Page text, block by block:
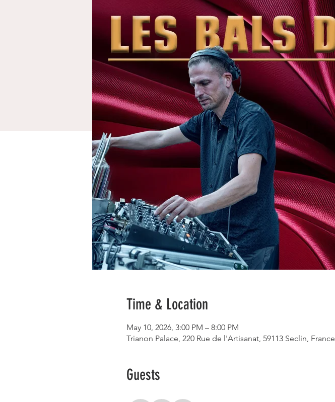
Time & Location
May 10, 2026, 3:00 PM – 8:00 PM
Trianon Palace, 220 Rue de l'Artisanat, 59113 Seclin, France
Guests